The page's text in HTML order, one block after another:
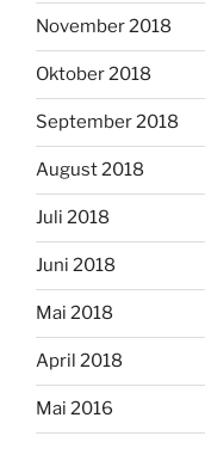
November 2018
Oktober 2018
September 2018
August 2018
Juli 2018
Juni 2018
Mai 2018
April 2018
Mai 2016